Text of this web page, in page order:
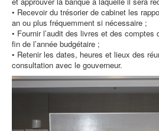
• Recevoir du trésorier de cabinet les
an ou plus fréquemment si nécessaire ;
• Fournir l’audit des livres et des
fin de l’année budgétaire ;
• Retenir les dates, heures et lieux des
consultation avec le gouverneur.